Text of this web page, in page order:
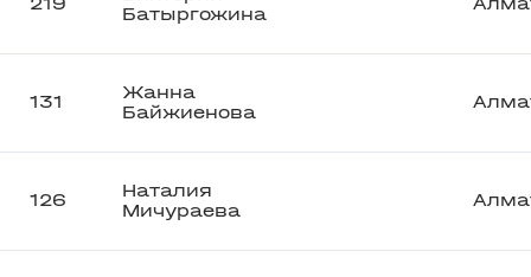
219
Батыргожина
131
Жанна
Байжиенова
126
Наталия
Мичураева